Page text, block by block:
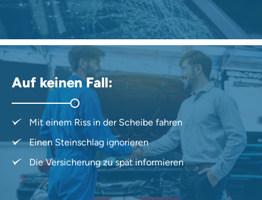
Auf keinen Fall:
Mit einem Riss in der Scheibe fahren
Einen Steinschlag ignorieren
Die Versicherung zu spät informieren